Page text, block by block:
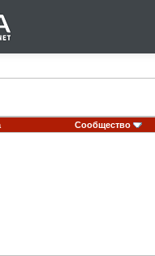
Сообщество